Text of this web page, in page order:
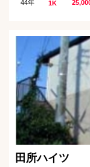
44年 1K
田所ハイツ